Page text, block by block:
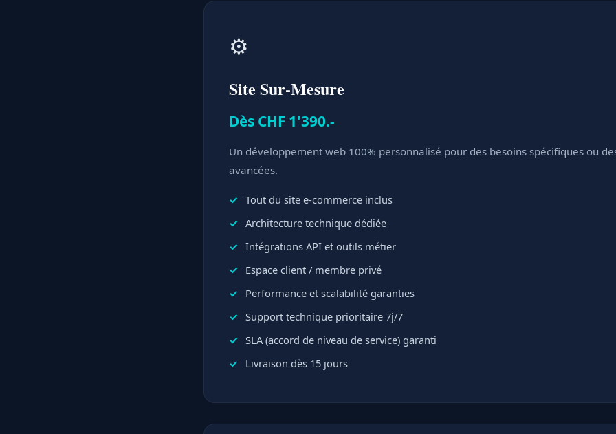
⚙️
Site Sur-Mesure
Dès CHF 1'390.-
Un développement web 100% personnalisé pour des besoins spécifiques ou
avancées.
Tout du site e-commerce inclus
Architecture technique dédiée
Intégrations API et outils métier
Espace client / membre privé
Performance et scalabilité garanties
Support technique prioritaire 7j/7
SLA (accord de niveau de service) garanti
Livraison dès 15 jours